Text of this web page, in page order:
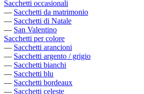
Sacchetti occasionali
— Sacchetti da matrimonio
— Sacchetti di Natale
— San Valentino
Sacchetti per colore
— Sacchetti arancioni
— Sacchetti argento / grigio
— Sacchetti bianchi
— Sacchetti blu
— Sacchetti bordeaux
— Sacchetti celeste